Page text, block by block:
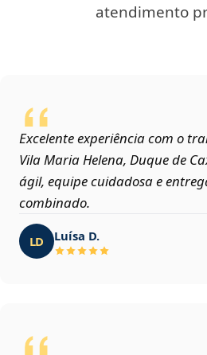
atendimento
Excelente experiência com o
Vila Maria Helena, Duque de
ágil, equipe cuidadosa e
combinado.
LD Luísa D.